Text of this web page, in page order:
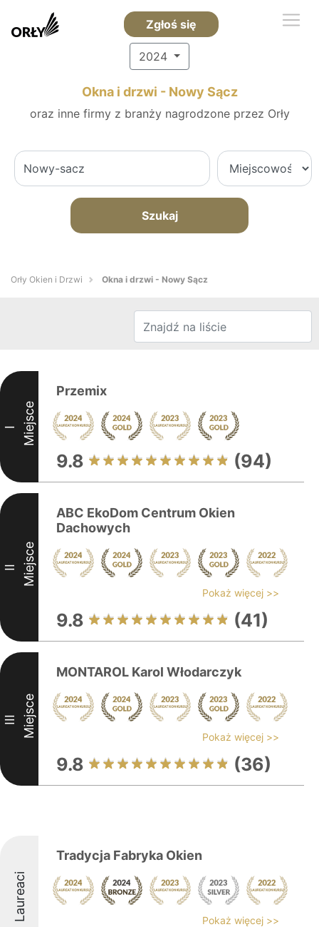
Zgłoś się
2024
Okna i drzwi - Nowy Sącz
oraz inne firmy z branży nagrodzone przez Orły
Szukaj
Orły Okien i Drzwi Okna i drzwi - Nowy Sącz
I Miejsce
Przemix
9.8 (94)
II Miejsce
ABC EkoDom Centrum Okien
Dachowych
Pokaż więcej >>
9.8 (41)
III Miejsce
MONTAROL Karol Włodarczyk
Pokaż więcej >>
9.8 (36)
Laureaci
Tradycja Fabryka Okien
Pokaż więcej >>